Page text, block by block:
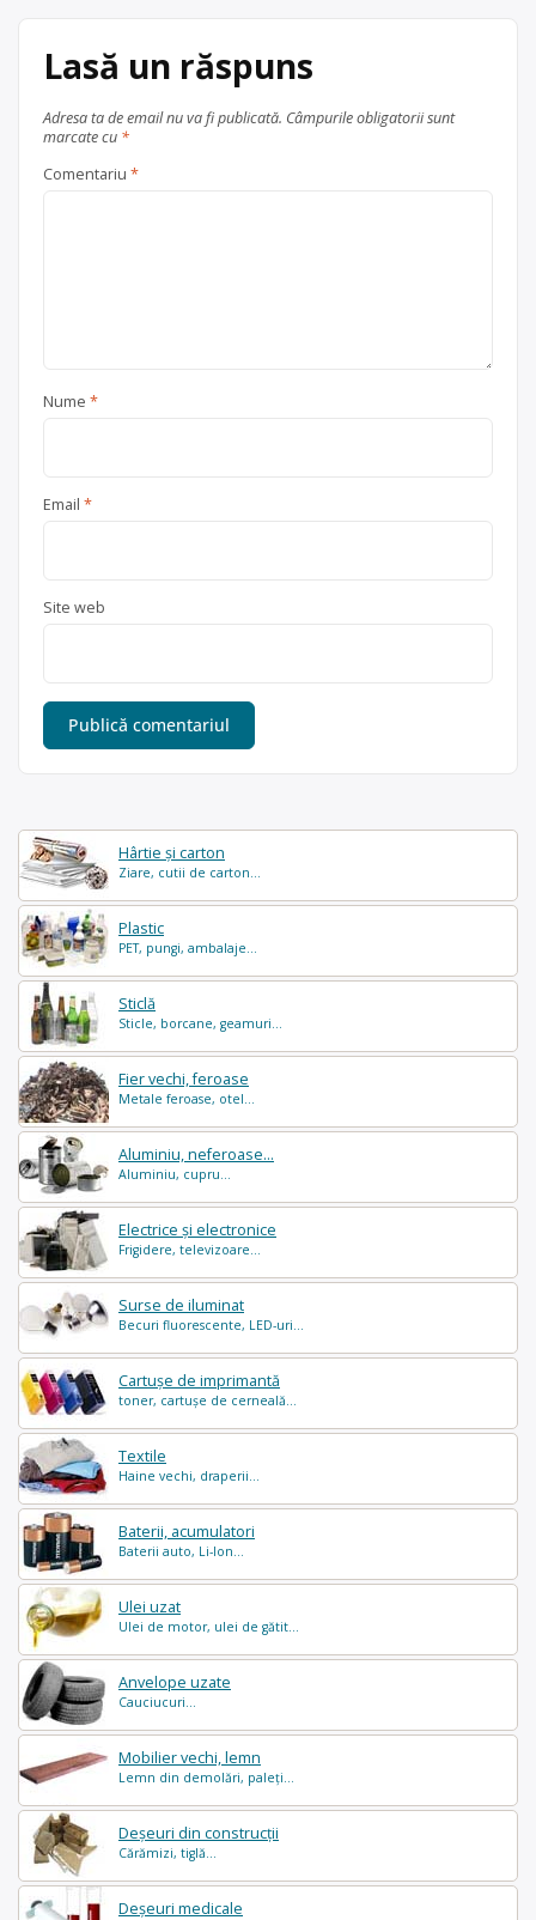
Hârtie și carton
Ziare, cutii de carton...
Plastic
PET, pungi, ambalaje...
Sticlă
Sticle, borcane, geamuri...
Fier vechi, feroase
Metale feroase, otel...
Aluminiu, neferoase...
Aluminiu, cupru...
Electrice și electronice
Frigidere, televizoare...
Surse de iluminat
Becuri fluorescente, LED-uri...
Cartușe de imprimantă
toner, cartușe de cerneală...
Textile
Haine vechi, draperii...
Baterii, acumulatori
Baterii auto, Li-Ion...
Ulei uzat
Ulei de motor, ulei de gătit...
Anvelope uzate
Cauciucuri...
Mobilier vechi, lemn
Lemn din demolări, paleți...
Deșeuri din construcții
Cărămizi, tiglă...
Deșeuri medicale
Lasă un răspuns
Adresa ta de email nu va fi publicată. Câmpurile obligatorii sunt
marcate cu *
Comentariu *
Nume *
Email *
Site web